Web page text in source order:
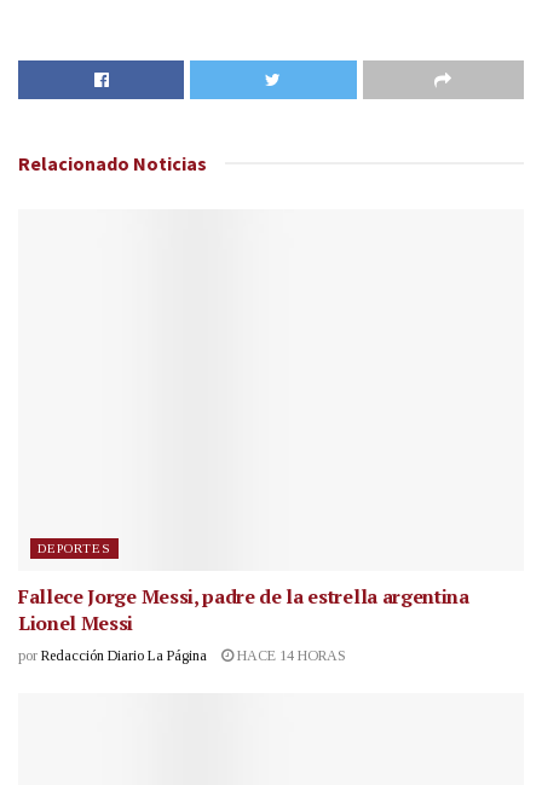
Relacionado Noticias
DEPORTES
Fallece Jorge Messi, padre de la estrella argentina
Lionel Messi
por Redacción Diario La Página HACE 14 HORAS